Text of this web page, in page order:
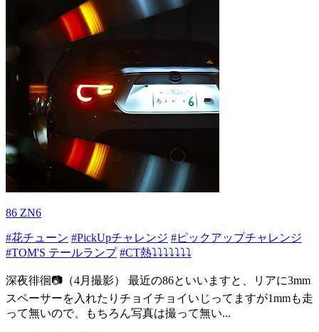
86 ZN6
#花チューン #PickUpチャレンジ #ピックアップチャレンジ
#TOM'S テールランプ #CT熱⤵︎⤵︎⤵︎⤵︎⤵︎⤵︎⤵︎
深夜徘徊📷（4月撮影） 最近の86といいますと、リアに3mm
スペーサーを入れたりチョイチョイいじってますが1mmも走
って無いので、もちろん写真は撮って無い...